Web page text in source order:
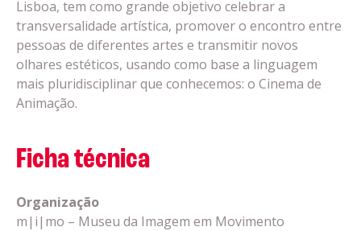
Lisboa, tem como grande objetivo celebrar a
transversalidade artística, promover o encontro entre
pessoas de diferentes artes e transmitir novos
olhares estéticos, usando como base a linguagem
mais pluridisciplinar que conhecemos: o Cinema de
Animação.
Ficha técnica
Organização
m|i|mo – Museu da Imagem em Movimento